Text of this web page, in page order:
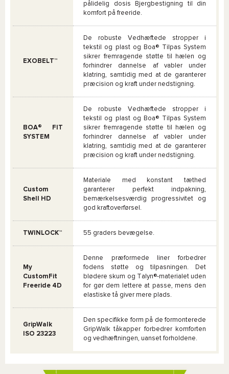
pålidelig dosis Bjergbestigning til din
komfort på freeride.
EXOBELT™
De robuste Vedhæftede stropper i
tekstil og plast og Boa® Tilpas System
sikrer fremragende støtte til hælen og
forhindrer dannelse af vabler under
klatring, samtidig med at de garanterer
præcision og kraft under nedstigning.
BOA® FIT
SYSTEM
De robuste Vedhæftede stropper i
tekstil og plast og Boa® Tilpas System
sikrer fremragende støtte til hælen og
forhindrer dannelse af vabler under
klatring, samtidig med at de garanterer
præcision og kraft under nedstigning.
Custom
Shell HD
Materiale med konstant tæthed
garanterer perfekt indpakning,
bemærkelsesværdig progressivitet og
god kraftoverførsel.
TWINLOCK™ 55 graders bevægelse.
My
CustomFit
Freeride 4D
Denne præformede liner forbedrer
fodens støtte og tilpasningen. Det
blødere skum og Talyn®-materialet uden
for gør dem lettere at passe, mens den
elastiske tå giver mere plads.
GripWalk
ISO 23223
Den specifikke form på de formonterede
GripWalk tåkapper forbedrer komforten
og vedhæftningen, uanset forholdene.